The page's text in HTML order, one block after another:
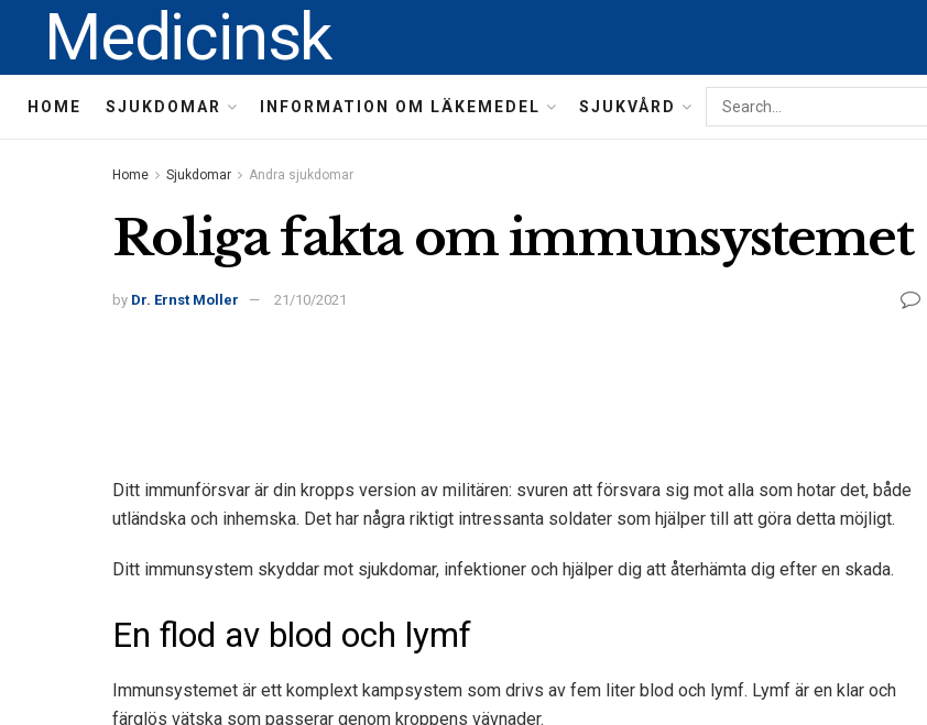
Medicinsk
HOME SJUKDOMAR INFORMATION OM LÄKEMEDEL SJUKVÅRD
Home Sjukdomar Andra sjukdomar
Roliga fakta om immunsystemet
by Dr. Ernst Moller 21/10/2021
Ditt immunförsvar är din kropps version av militären: svuren att försvara sig mot alla som hotar det, både
utländska och inhemska. Det har några riktigt intressanta soldater som hjälper till att göra detta möjligt.
Ditt immunsystem skyddar mot sjukdomar, infektioner och hjälper dig att återhämta dig efter en skada.
En flod av blod och lymf
Immunsystemet är ett komplext kampsystem som drivs av fem liter blod och lymf. Lymf är en klar och
färglös vätska som passerar genom kroppens vävnader.